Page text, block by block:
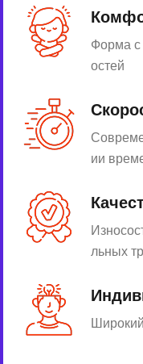
Форма с
остей
ии
льных